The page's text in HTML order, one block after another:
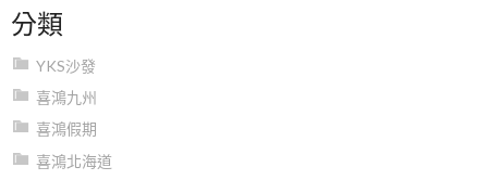
分類
YKS沙發
喜鴻九州
喜鴻假期
喜鴻北海道